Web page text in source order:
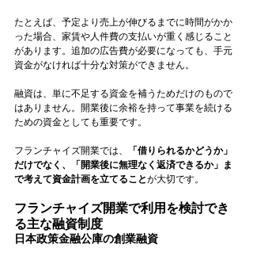
たとえば、予定より売上が伸びるまでに時間がかか
った場合、家賃や人件費の支払いが重く感じること
があります。追加の広告費が必要になっても、手元
資金がなければ十分な対策ができません。
融資は、単に不足する資金を補うためだけのもので
はありません。開業後に余裕を持って事業を続ける
ための資金としても重要です。
フランチャイズ開業では、
「借りられるかどうか」
だけでなく、「開業後に無理なく返済できるか」ま
で考えて資金計画を立てることが大切です。
フランチャイズ開業で利用を検討でき
る主な融資制度
日本政策金融公庫の創業融資